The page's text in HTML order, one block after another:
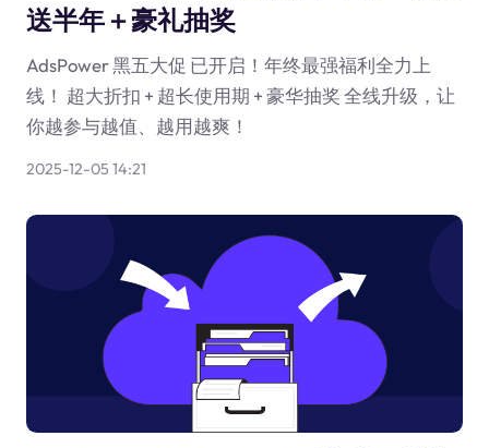
送半年＋豪礼抽奖
AdsPower 黑五大促 已开启！年终最强福利全力上
线！ 超大折扣 + 超长使用期 + 豪华抽奖 全线升级，让
你越参与越值、越用越爽！
2025-12-05 14:21